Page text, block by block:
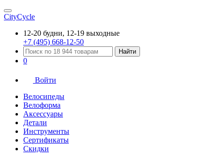
CityCycle
12-20 будни, 12-19 выходные
+7 (495) 668-12-50
Найти
0
Войти
Велосипеды
Велоформа
Аксессуары
Детали
Инструменты
Сертификаты
Скидки